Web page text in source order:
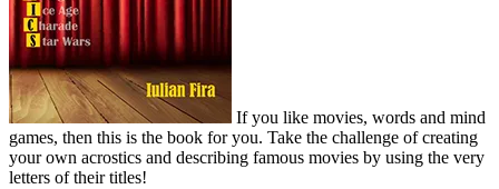
If you like movies, words and mind
games, then this is the book for you. Take the challenge of creating
your own acrostics and describing famous movies by using the very
letters of their titles!